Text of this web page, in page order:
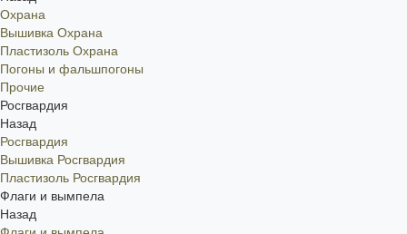
Охрана
Вышивка Охрана
Пластизоль Охрана
Погоны и фальшпогоны
Прочие
Росгвардия
Назад
Росгвардия
Вышивка Росгвардия
Пластизоль Росгвардия
Флаги и вымпела
Назад